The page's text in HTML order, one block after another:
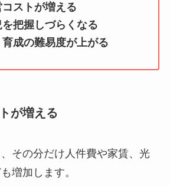
ストが増える
把握しづらくなる
成の難易度が上がる
が増える
その分だけ人件費や家賃、光
増加します。